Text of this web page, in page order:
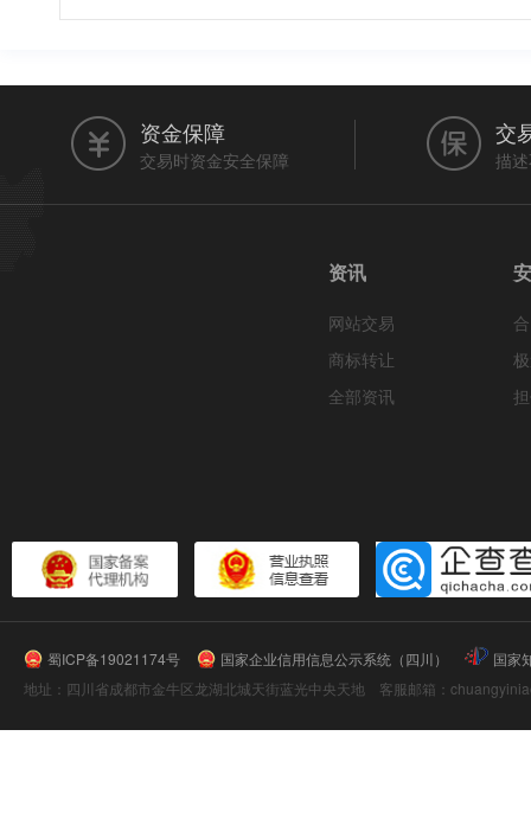
资金保障
交易时资金安全保障
交
描
资讯
网站交易
商标转让
全部资讯
蜀ICP备19021174号 国家企业信用信息公示系统（四川）
国家
地址：四川省成都市金牛区龙湖北城天街蓝光中央天地 客服邮箱：